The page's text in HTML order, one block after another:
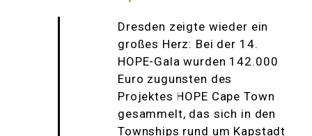
Dresden zeigte wieder ein
großes Herz: Bei der 14.
HOPE-Gala wurden 142.000
Euro zugunsten des
Projektes HOPE Cape Town
gesammelt, das sich in den
Townships rund um Kapstadt